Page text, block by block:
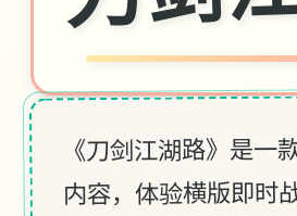
《刀剑江湖路》是一
内容，体验横版即时